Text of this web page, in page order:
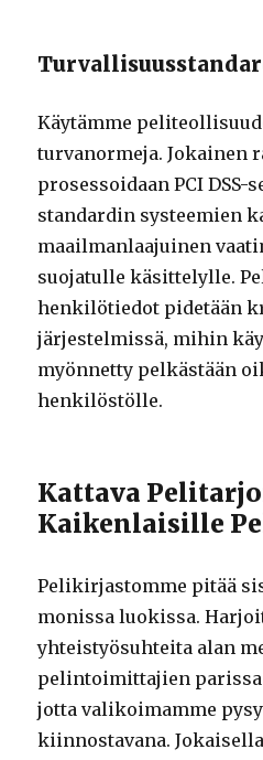
Käytämme
turvanormeja. Jokainen
prosessoidaan PCI
standardin systeemien
maailmanlaajuinen
suojatulle käsittelylle.
henkilötiedot pidetään
järjestelmissä, mihin
myönnetty pelkästään
henkilöstölle.
Kattava
Kaikenlaisille
Pelikirjastomme pitää
monissa luokissa.
yhteistyösuhteita alan
pelintoimittajien parissa
jotta valikoimamme
kiinnostavana.